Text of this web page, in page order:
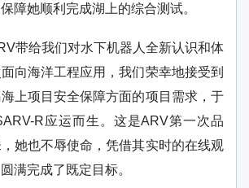
障她顺利完成湖上的综合测试。
带给我们对水下机器人全新认识和体
向海洋工程应用，我们荣幸地接受到
上项目安全保障方面的项目需求，于
R应运而生。这是ARV第一次品
她也不辱使命，凭借其实时的在线观
满完成了既定目标。